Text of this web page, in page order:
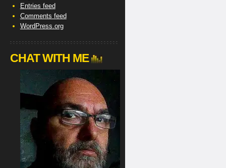
Entries feed
Comments feed
WordPress.org
CHAT WITH ME